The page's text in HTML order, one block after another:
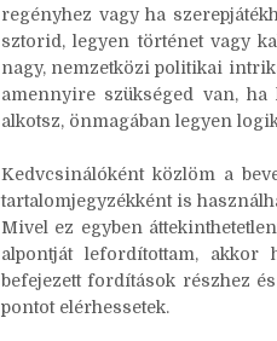
regényhez vagy ha
sztorid, legyen történet vagy
nagy, nemzetközi politikai
amennyire szükséged van,
alkotsz, önmagában legyen
Kedvcsinálóként közlöm a
tartalomjegyzékként is
Mivel ez egyben
alpontját lefordítottam,
befejezett fordítások részhez
pontot elérhessetek.